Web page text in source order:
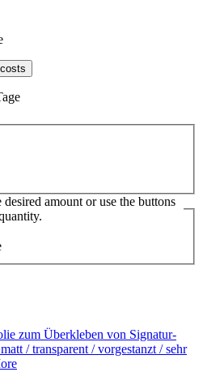
amount or use the buttons
zum Überkleben von Signatur-
/ transparent / vorgestanzt / sehr